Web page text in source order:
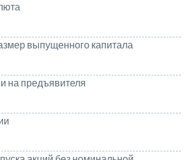
выпущенного капитала
на предъявителя